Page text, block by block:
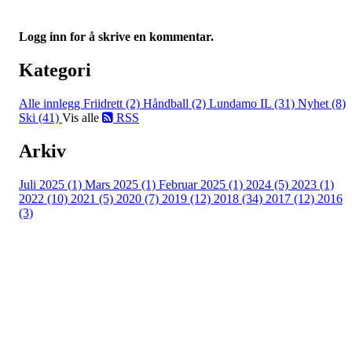
Logg inn for å skrive en kommentar.
Kategori
Alle innlegg Friidrett (2) Håndball (2) Lundamo IL (31) Nyhet (8)
Ski (41) Vis alle RSS
Arkiv
Juli 2025 (1) Mars 2025 (1) Februar 2025 (1) 2024 (5) 2023 (1)
2022 (10) 2021 (5) 2020 (7) 2019 (12) 2018 (34) 2017 (12) 2016
(3)